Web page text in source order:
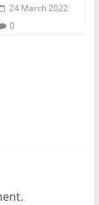
24 March 2022
0